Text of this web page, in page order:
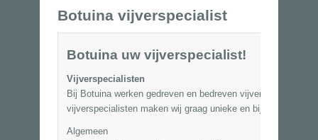
Botuina vijverspecialist
Botuina uw vijverspecialist!
Vijverspecialisten
Bij Botuina werken gedreven en bedreven
vijverspecialisten maken wij graag unieke en bijzondere
Algemeen